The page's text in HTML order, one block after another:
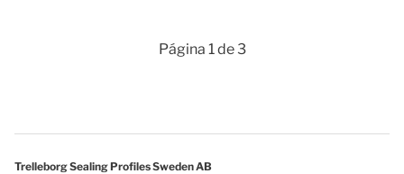
Página 1 de 3
Trelleborg Sealing Profiles Sweden AB